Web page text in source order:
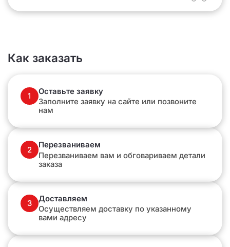
Как заказать
1
Оставьте заявку
Заполните заявку на сайте или позвоните
нам
2
Перезваниваем
Перезваниваем вам и обговариваем детали
заказа
3
Доставляем
Осуществляем доставку по указанному
вами адресу